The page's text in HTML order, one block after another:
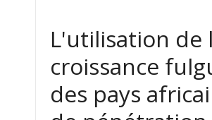
L'utilisation
croissance
des pays